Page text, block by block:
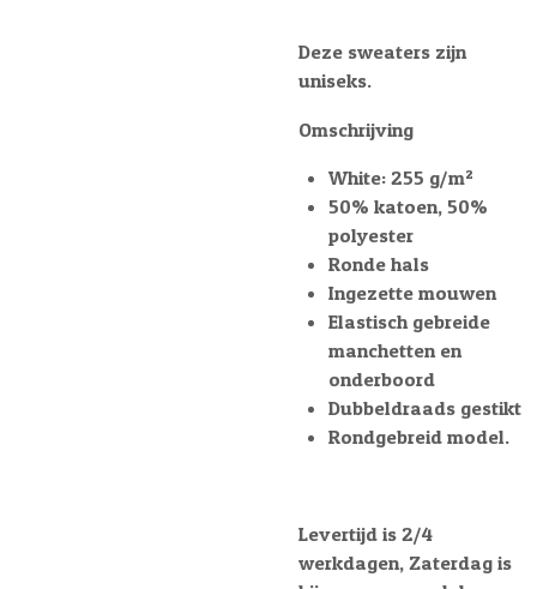
Deze sweaters zijn
uniseks.
Omschrijving
White: 255 g/m²
50% katoen, 50%
polyester
Ronde hals
Ingezette mouwen
Elastisch gebreide
manchetten en
onderboord
Dubbeldraads gestikt
Rondgebreid model.
Levertijd is 2/4
werkdagen, Zaterdag is